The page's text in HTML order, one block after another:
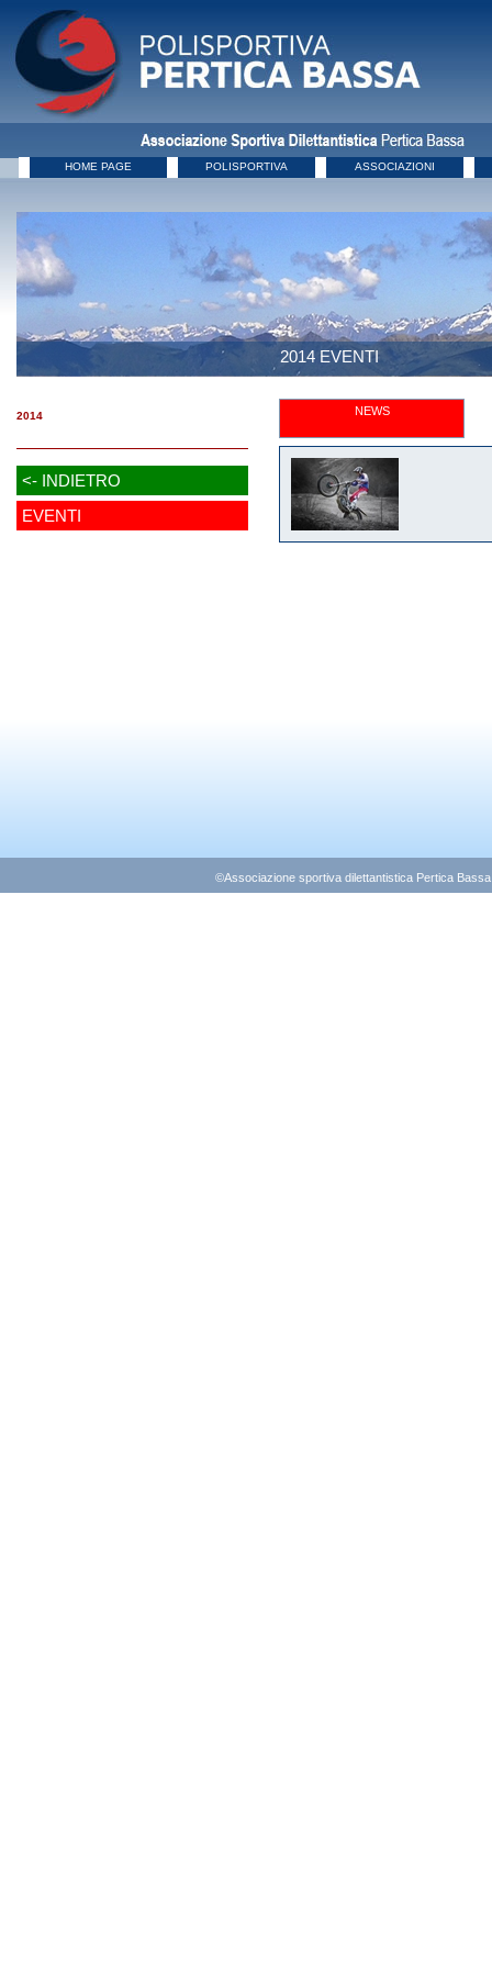
HOME PAGE POLISPORTIVA ASSOCIAZIONI
2014 EVENTI
2014
<- INDIETRO
EVENTI
NEWS
©Associazione sportiva dilettantistica Pertica